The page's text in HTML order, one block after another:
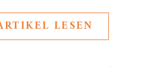
LESEN